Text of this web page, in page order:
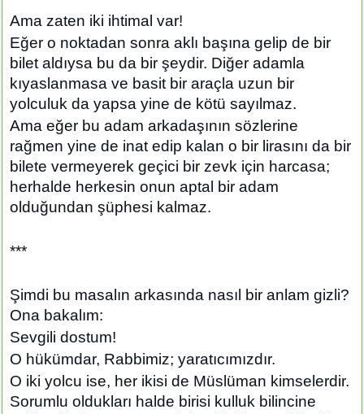
Ama zaten iki ihtimal var!
Eğer o noktadan sonra aklı başına gelip de bir
bilet aldıysa bu da bir şeydir. Diğer adamla
kıyaslanmasa ve basit bir araçla uzun bir
yolculuk da yapsa yine de kötü sayılmaz.
Ama eğer bu adam arkadaşının sözlerine
rağmen yine de inat edip kalan o bir lirasını da bir
bilete vermeyerek geçici bir zevk için harcasa;
herhalde herkesin onun aptal bir adam
olduğundan şüphesi kalmaz.
***
Şimdi bu masalın arkasında nasıl bir anlam gizli?
Ona bakalım:
Sevgili dostum!
O hükümdar, Rabbimiz; yaratıcımızdır.
O iki yolcu ise, her ikisi de Müslüman kimselerdir.
Sorumlu oldukları halde birisi kulluk bilincine